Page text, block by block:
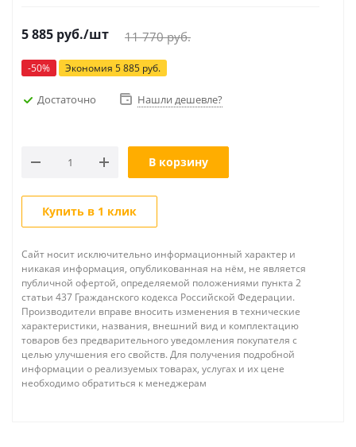
5 885 руб./шт 11 770руб.
-50% Экономия 5 885 руб.
Достаточно Нашли дешевле?
В корзину
Купить в 1 клик
Сайт носит исключительно информационный характер и
никакая информация, опубликованная на нём, не является
публичной офертой, определяемой положениями пункта 2
статьи 437 Гражданского кодекса Российской Федерации.
Производители вправе вносить изменения в технические
характеристики, названия, внешний вид и комплектацию
товаров без предварительного уведомления покупателя с
целью улучшения его свойств. Для получения подробной
информации о реализуемых товарах, услугах и их цене
необходимо обратиться к менеджерам